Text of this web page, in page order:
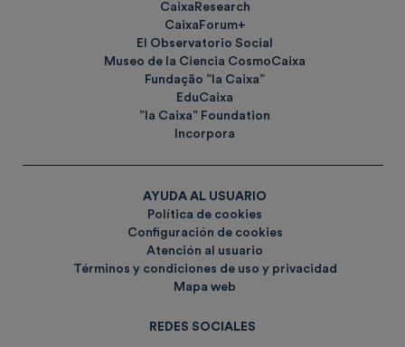
CaixaResearch
CaixaForum+
El Observatorio Social
Museo de la Ciencia CosmoCaixa
Fundação ”la Caixa”
EduCaixa
”la Caixa” Foundation
Incorpora
AYUDA AL USUARIO
Política de cookies
Configuración de cookies
Atención al usuario
Términos y condiciones de uso y privacidad
Mapa web
REDES SOCIALES